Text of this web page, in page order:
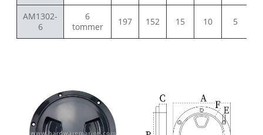
AM1302-
6
6
tommer
197 152 15 10 5